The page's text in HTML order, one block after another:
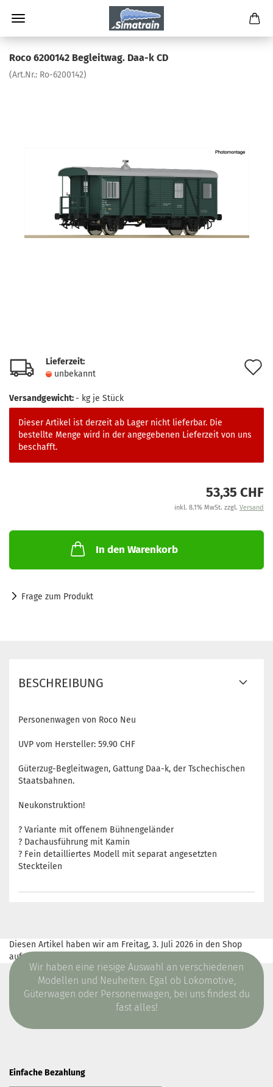
Roco 6200142 Begleitwag. Daa-k CD
(Art.Nr.: Ro-6200142)
Lieferzeit:
unbekannt
Versandgewicht:- kg je Stück
Dieser Artikel ist derzeit ab Lager nicht lieferbar. Die
bestellte Menge wird in der angegebenen Lieferzeit von uns
beschafft.
53,35 CHF
inkl. 8.1% MwSt. zzgl. Versand
In den Warenkorb
Frage zum Produkt
BESCHREIBUNG
Personenwagen von Roco Neu
UVP vom Hersteller: 59.90 CHF
Güterzug-Begleitwagen, Gattung Daa-k, der Tschechischen
Staatsbahnen.
Neukonstruktion!
? Variante mit offenem Bühnengeländer
? Dachausführung mit Kamin
? Fein detailliertes Modell mit separat angesetzten
Steckteilen
Diesen Artikel haben wir am Freitag, 3. Juli 2026 in den Shop
aufgenommen.
Wir haben eine riesige Auswahl an verschiedenen
Modellen und Neuheiten. Egal ob Lokomotive,
Güterwagen oder Personenwagen, bei uns findest du
fast alles!
Einfache Bezahlung